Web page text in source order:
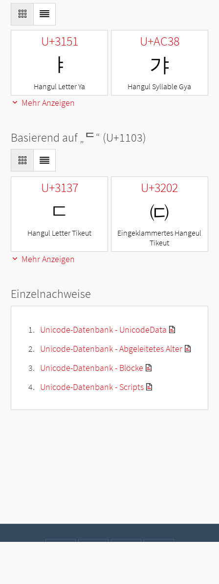
U+3151
ㅑ
Hangul Letter Ya
U+AC38
갸
Hangul Syllable Gya
Mehr Anzeigen
Basierend auf „ᄃ“ (U+1103)
U+3137
ㄷ
Hangul Letter Tikeut
U+3202
㈂
Eingeklammertes Hangeul
Tikeut
Mehr Anzeigen
Einzelnachweise
Unicode-Datenbank - UnicodeData
Unicode-Datenbank - Abgeleitetes Alter
Unicode-Datenbank - Blöcke
Unicode-Datenbank - Scripts